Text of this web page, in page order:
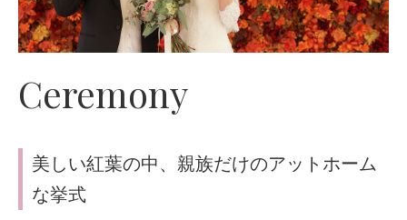
Ceremony
美しい紅葉の中、親族だけのアットホーム
な挙式